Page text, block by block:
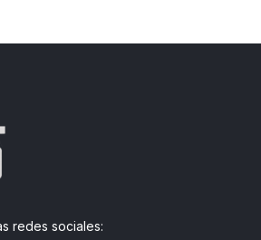
redes sociales: